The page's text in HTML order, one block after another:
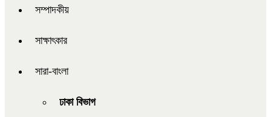
সম্পাদকীয়
সাক্ষাৎকার
সারা-বাংলা
ঢাকা বিভাগ